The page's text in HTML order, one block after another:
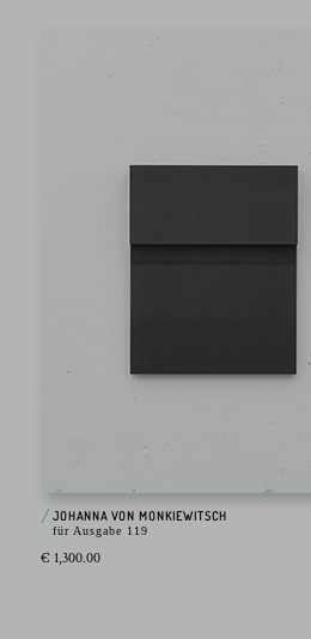
JOHANNA VON MONKIEWITSCH
für Ausgabe 119
€ 1,300.00